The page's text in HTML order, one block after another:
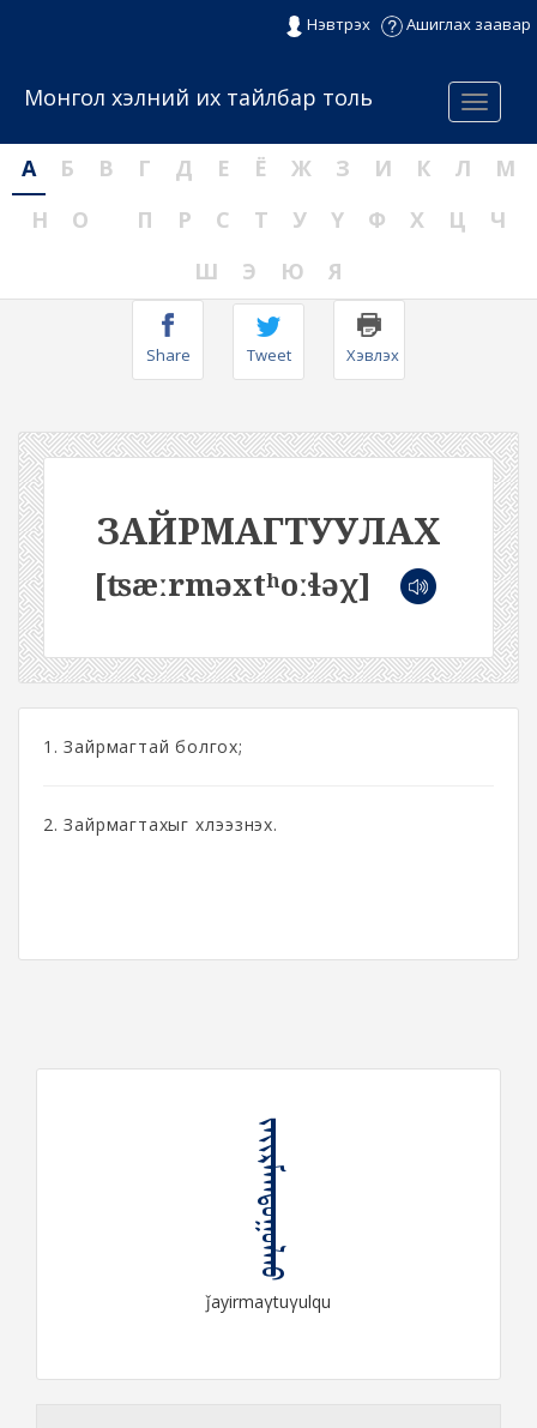
Нэвтрэх Ашиглах заавар
Menu
Монгол хэлний их тайлбар толь
А Б В Г Д Е Ё Ж З И К Л
М
Н
О П Р С Т У Ү Ф Х Ц
Ч
Ш
Э Ю Я
Share Tweet Хэвлэх
ЗАЙРМАГТУУЛАХ
[ʦæːrməxtʰoːɬəχ]
1. Зайрмагтай болгох;
2. Зайрмагтахыг хүлээзнэх.
ᠵᠠᠶᠢᠷᠮᠠᠭᠲᠤᠭᠤᠯᠬᠤ
ǰayirmaγtuγulqu